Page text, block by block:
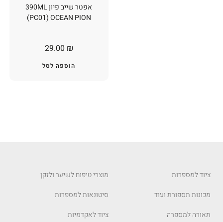
אפטר שייב פיון 390ML
(PC01) OCEAN PION
29.00 ₪
הוספה לסל
ציוד למספרות
מכונות תספורת ועוד
תאורה למספרה
מוצרי טיפוח לשיער ולזקן
סיטונאות למספרות
ציוד לאקדמיות